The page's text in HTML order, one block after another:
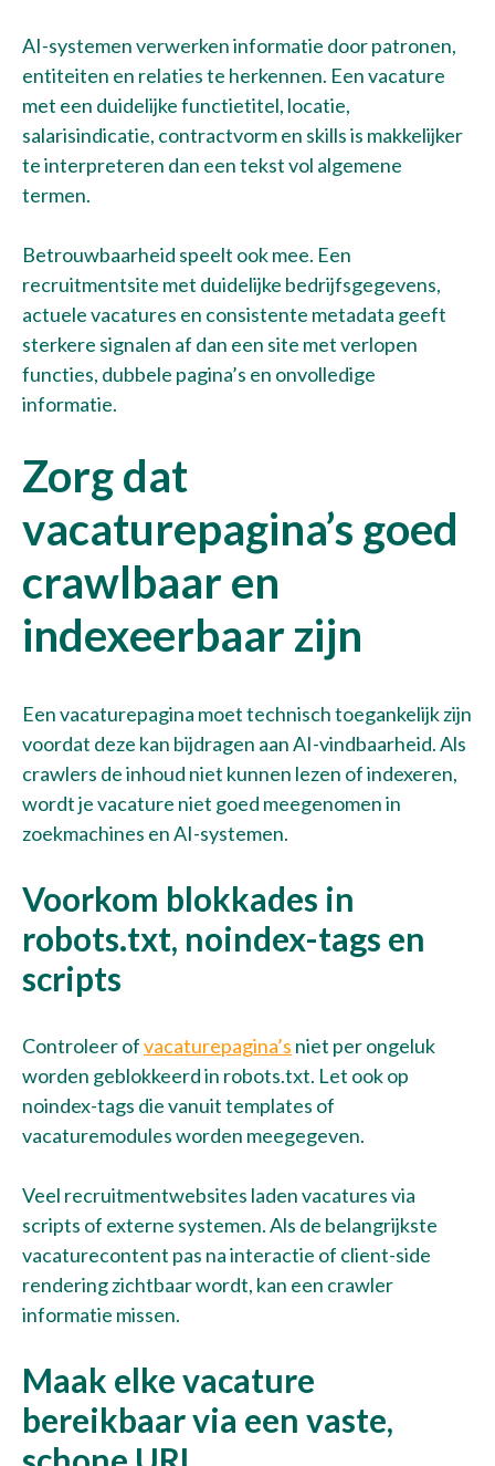
AI-systemen verwerken informatie door patronen,
entiteiten en relaties te herkennen. Een vacature
met een duidelijke functietitel, locatie,
salarisindicatie, contractvorm en skills is makkelijker
te interpreteren dan een tekst vol algemene
termen.
Betrouwbaarheid speelt ook mee. Een
recruitmentsite met duidelijke bedrijfsgegevens,
actuele vacatures en consistente metadata geeft
sterkere signalen af dan een site met verlopen
functies, dubbele pagina’s en onvolledige
informatie.
Zorg dat
vacaturepagina’s goed
crawlbaar en
indexeerbaar zijn
Een vacaturepagina moet technisch toegankelijk zijn
voordat deze kan bijdragen aan AI-vindbaarheid. Als
crawlers de inhoud niet kunnen lezen of indexeren,
wordt je vacature niet goed meegenomen in
zoekmachines en AI-systemen.
Voorkom blokkades in
robots.txt, noindex-tags en
scripts
Controleer ofvacaturepagina’s niet per ongeluk
worden geblokkeerd in robots.txt. Let ook op
noindex-tags die vanuit templates of
vacaturemodules worden meegegeven.
Veel recruitmentwebsites laden vacatures via
scripts of externe systemen. Als de belangrijkste
vacaturecontent pas na interactie of client-side
rendering zichtbaar wordt, kan een crawler
informatie missen.
Maak elke vacature
bereikbaar via een vaste,